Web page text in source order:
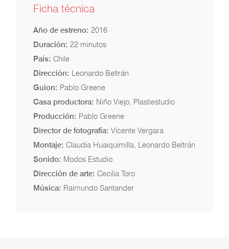
Ficha técnica
Año de estreno: 2016
Duración: 22 minutos
País: Chile
Dirección: Leonardo Beltrán
Guion: Pablo Greene
Casa productora: Niño Viejo, Plastiestudio
Producción: Pablo Greene
Director de fotografía: Vicente Vergara
Montaje: Claudia Huaiquimilla, Leonardo Beltrán
Sonido: Modos Estudio
Dirección de arte: Cecilia Toro
Música: Raimundo Santander